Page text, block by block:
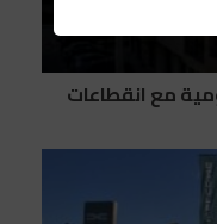
مع انقطاعات